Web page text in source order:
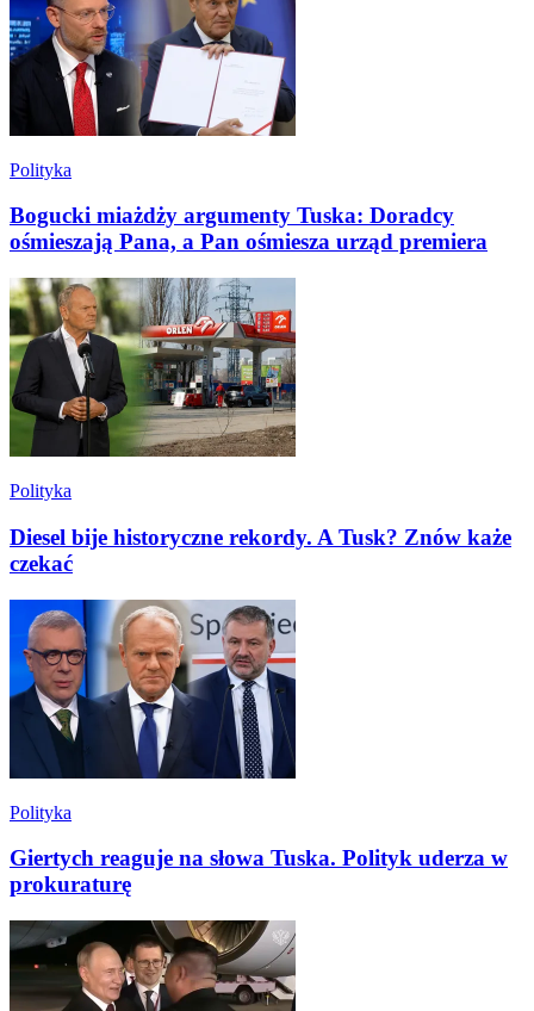
Polityka
Bogucki miażdży argumenty Tuska: Doradcy
ośmieszają Pana, a Pan ośmiesza urząd premiera
Polityka
Diesel bije historyczne rekordy. A Tusk? Znów każe
czekać
Polityka
Giertych reaguje na słowa Tuska. Polityk uderza w
prokuraturę